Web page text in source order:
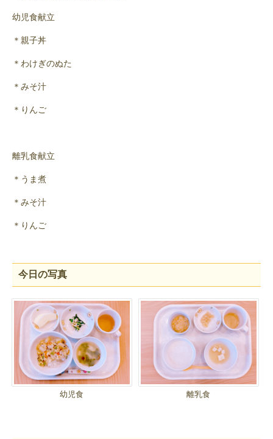
幼児食献立
＊親子丼
＊わけぎのぬた
＊みそ汁
＊りんご
離乳食献立
＊うま煮
＊みそ汁
＊りんご
今日の写真
幼児食 離乳食